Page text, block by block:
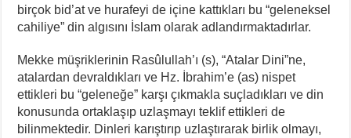
birçok bid’at ve hurafeyi de içine kattıkları bu “geleneksel
cahiliye” din algısını İslam olarak adlandırmaktadırlar.
Mekke müşriklerinin Rasûlullah’ı (s), “Atalar Dini”ne,
atalardan devraldıkları ve Hz. İbrahim’e (as) nispet
ettikleri bu “geleneğe” karşı çıkmakla suçladıkları ve din
konusunda ortaklaşıp uzlaşmayı teklif ettikleri de
bilinmektedir. Dinleri karıştırıp uzlaştırarak birlik olmayı,